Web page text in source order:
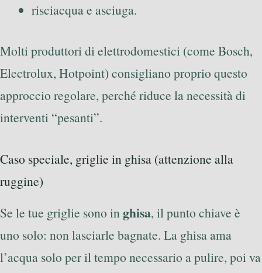
risciacqua e asciuga.
Molti produttori di elettrodomestici (come Bosch,
Electrolux, Hotpoint) consigliano proprio questo
approccio regolare, perché riduce la necessità di
interventi “pesanti”.
Caso speciale, griglie in ghisa (attenzione alla
ruggine)
Se le tue griglie sono inghisa, il punto chiave è
uno solo: non lasciarle bagnate. La ghisa ama
l’acqua solo per il tempo necessario a pulire, poi va